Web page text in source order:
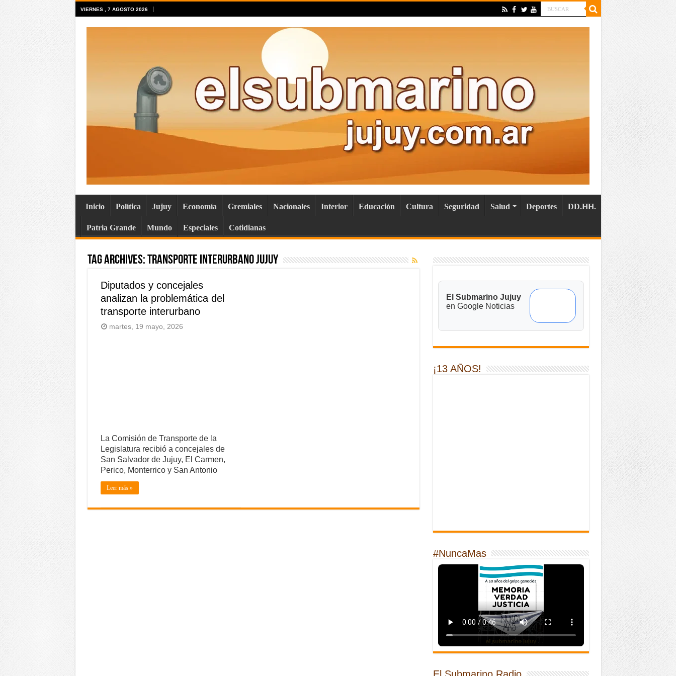
VIERNES , 7 AGOSTO 2026
Inicio Política Jujuy Economía Gremiales Nacionales Interior Educación Cultura Seguridad Salud Deportes DD.HH.
Patria Grande Mundo Especiales Cotidianas
Tag Archives:transporte interurbano jujuy
Diputados y concejales
analizan la problemática del
transporte interurbano
martes, 19 mayo, 2026
La Comisión de Transporte de la
Legislatura recibió a concejales de
San Salvador de Jujuy, El Carmen,
Perico, Monterrico y San Antonio
Leer más »
El Submarino Jujuy
en Google Noticias
¡13 AÑOS!
#NuncaMas